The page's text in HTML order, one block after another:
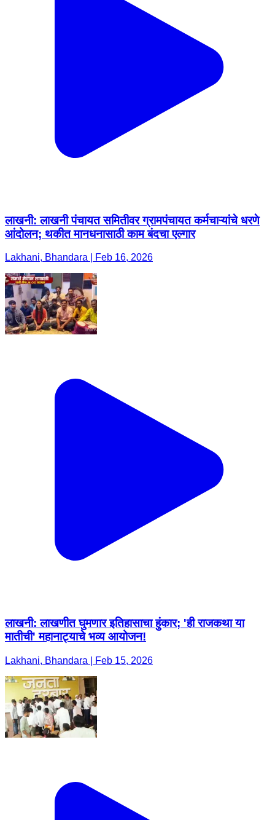
लाखनी: लाखनी पंचायत समितीवर ग्रामपंचायत कर्मचाऱ्यांचे धरणे
आंदोलन; थकीत मानधनासाठी काम बंदचा एल्गार
Lakhani, Bhandara | Feb 16, 2026
लाखनी: लाखणीत घुमणार इतिहासाचा हुंकार; 'ही राजकथा या
मातीची' महानाट्याचे भव्य आयोजन!
Lakhani, Bhandara | Feb 15, 2026